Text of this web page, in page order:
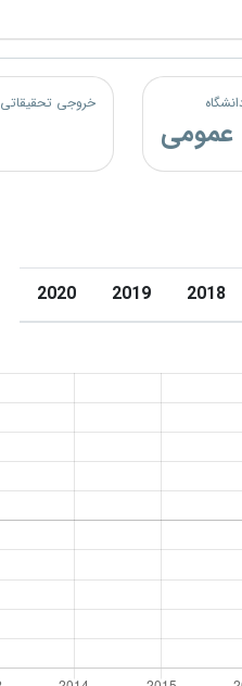
عمومی
خروجی تحقیقاتی
2018
2019
2020